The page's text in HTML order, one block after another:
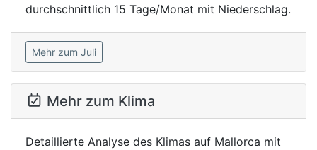
durchschnittlich 15 Tage/Monat mit Niederschlag.
Mehr zum Juli
Mehr zum Klima
Detaillierte Analyse des Klimas auf Mallorca mit